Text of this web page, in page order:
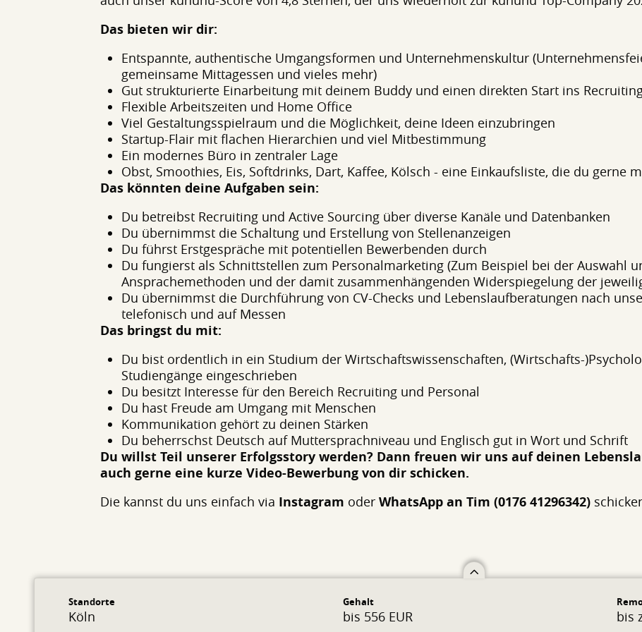
Das bieten wir dir:
Entspannte, authentische Umgangsformen und Unternehmenskultur
gemeinsame Mittagessen und vieles mehr)
Gut strukturierte Einarbeitung mit deinem Buddy und einen direkten Start ins
Flexible Arbeitszeiten und Home Office
Viel Gestaltungsspielraum und die Möglichkeit, deine Ideen einzubringen
Startup-Flair mit flachen Hierarchien und viel Mitbestimmung
Ein modernes Büro in zentraler Lage
Obst, Smoothies, Eis, Softdrinks, Dart, Kaffee, Kölsch - eine Einkaufsliste, die du gerne
Das könnten deine Aufgaben sein:
Du betreibst Recruiting und Active Sourcing über diverse Kanäle und Datenbanken
Du übernimmst die Schaltung und Erstellung von Stellenanzeigen
Du führst Erstgespräche mit potentiellen Bewerbenden durch
Du fungierst als Schnittstellen zum Personalmarketing (Zum Beispiel bei der Auswahl
Ansprachemethoden und der damit zusammenhängenden Widerspiegelung der
Du übernimmst die Durchführung von CV-Checks und Lebenslaufberatungen nach
telefonisch und auf Messen
Das bringst du mit:
Du bist ordentlich in ein Studium der Wirtschaftswissenschaften, (Wirtschafts-
Studiengänge eingeschrieben
Du besitzt Interesse für den Bereich Recruiting und Personal
Du hast Freude am Umgang mit Menschen
Kommunikation gehört zu deinen Stärken
Du beherrschst Deutsch auf Muttersprachniveau und Englisch gut in Wort und Schrift
Du willst Teil unserer Erfolgsstory werden? Dann freuen wir uns auf deinen
auch gerne eine kurze Video-Bewerbung von dir schicken.
Die kannst du uns einfach via Instagram oder WhatsApp an Tim (0176 41296342)
Standorte
Köln
Gehalt
bis 556 EUR bis